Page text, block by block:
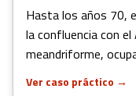
Hasta los años 70,
la confluencia con el
meandriforme,
Ver caso práctico →